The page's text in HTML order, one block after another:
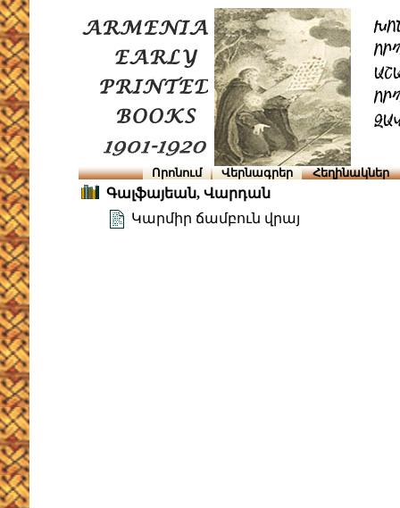
Որոնում Վերնագրեր Հեղինակներ
Գալֆայեան, Վարդան
Կարմիր ճամբուն վրայ